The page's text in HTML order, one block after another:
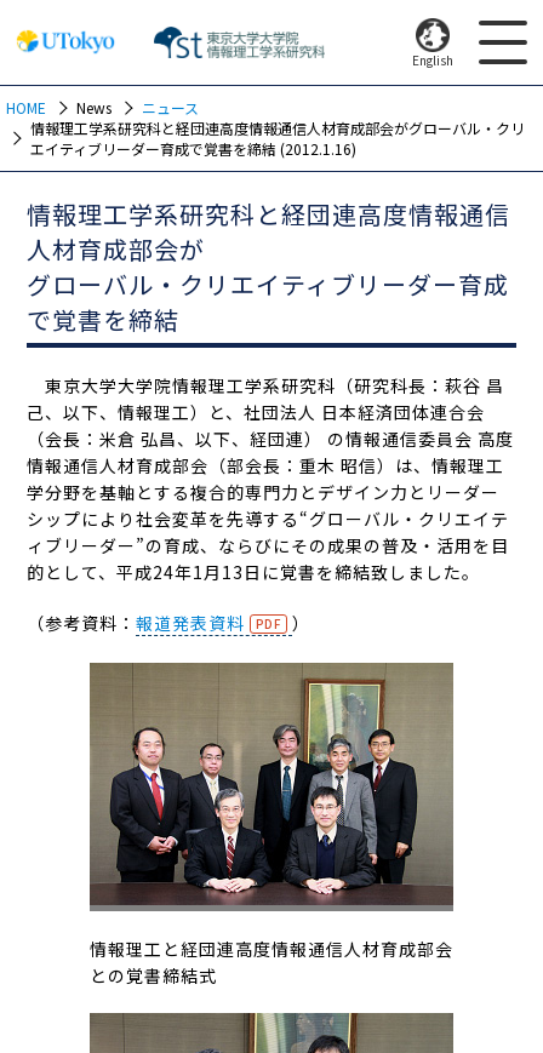
English
HOME News
ニュース
情報理工学系研究科と経団連高度情報通信人材育成部会がグローバル・クリ
エイティブリーダー育成で覚書を締結 (2012.1.16)
情報理工学系研究科と経団連高度情報通信
人材育成部会が
グローバル・クリエイティブリーダー育成
で覚書を締結
東京大学大学院情報理工学系研究科（研究科長：萩谷 昌
己、以下、情報理工）と、社団法人 日本経済団体連合会
（会長：米倉 弘昌、以下、経団連） の情報通信委員会 高度
情報通信人材育成部会（部会長：重木 昭信）は、情報理工
学分野を基軸とする複合的専門力とデザイン力とリーダー
シップにより社会変革を先導する“グローバル・クリエイテ
ィブリーダー”の育成、ならびにその成果の普及・活用を目
的として、平成24年1月13日に覚書を締結致しました。
（参考資料：報道発表資料 ）
情報理工と経団連高度情報通信人材育成部会
との覚書締結式